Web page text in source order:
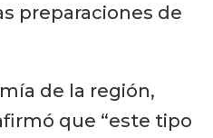
preparaciones de
de la región,
que “este tipo